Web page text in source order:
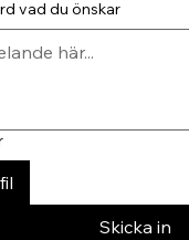
vad du önskar
Skicka in